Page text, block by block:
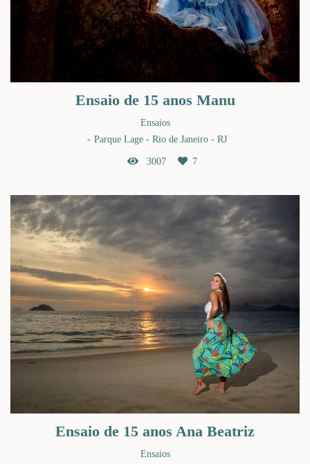
Ensaio de 15 anos Manu
Ensaios
Parque Lage - Rio de Janeiro - RJ
3007 7
Ensaio de 15 anos Ana Beatriz
Ensaios